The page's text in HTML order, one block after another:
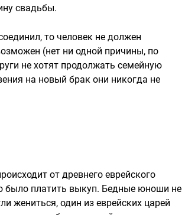
свадьбы.
то человек не должен
(нет ни одной причины, по
не хотят продолжать семейную
на новый брак они никогда не
от древнего еврейского
было платить выкуп. Бедные юноши не
жениться, один из еврейских царей